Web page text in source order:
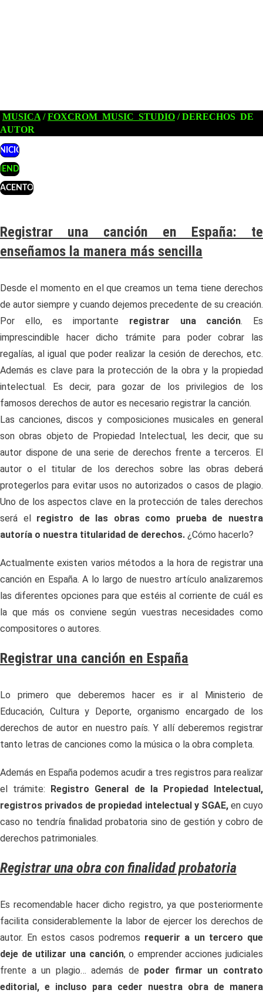
MUSICA / FOXCROM  MUSIC  STUDIO / DERECHOS  DE
AUTOR
ACENTO
Registrar una canción en España: te
enseñamos la manera más sencilla
Desde el momento en el que creamos un tema tiene derechos
de autor siempre y cuando dejemos precedente de su creación.
Por ello, es importante registrar una canción. Es
imprescindible hacer dicho trámite para poder cobrar las
regalías, al igual que poder realizar la cesión de derechos, etc.
Además es clave para la protección de la obra y la propiedad
intelectual. Es decir, para gozar de los privilegios de los
famosos derechos de autor es necesario registrar la canción.
Las canciones, discos y composiciones musicales en general
son obras objeto de Propiedad Intelectual, les decir, que su
autor dispone de una serie de derechos frente a terceros. El
autor o el titular de los derechos sobre las obras deberá
protegerlos para evitar usos no autorizados o casos de plagio.
Uno de los aspectos clave en la protección de tales derechos
será el registro de las obras como prueba de nuestra
autoría o nuestra titularidad de derechos. ¿Cómo hacerlo?
Actualmente existen varios métodos a la hora de registrar una
canción en España. A lo largo de nuestro artículo analizaremos
las diferentes opciones para que estéis al corriente de cuál es
la que más os conviene según vuestras necesidades como
compositores o autores.
Registrar una canción en España
Lo primero que deberemos hacer es ir al Ministerio de
Educación, Cultura y Deporte, organismo encargado de los
derechos de autor en nuestro país. Y allí deberemos registrar
tanto letras de canciones como la música o la obra completa.
Además en España podemos acudir a tres registros para realizar
el trámite: Registro General de la Propiedad Intelectual,
registros privados de propiedad intelectual y SGAE, en cuyo
caso no tendría finalidad probatoria sino de gestión y cobro de
derechos patrimoniales.
Registrar una obra con finalidad probatoria
Es recomendable hacer dicho registro, ya que posteriormente
facilita considerablemente la labor de ejercer los derechos de
autor. En estos casos podremos requerir a un tercero que
deje de utilizar una canción, o emprender acciones judiciales
frente a un plagio… además de poder firmar un contrato
editorial, e incluso para ceder nuestra obra de manera